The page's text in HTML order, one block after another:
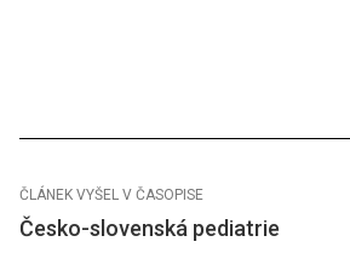
ČLÁNEK VYŠEL V ČASOPISE
Česko-slovenská pediatrie